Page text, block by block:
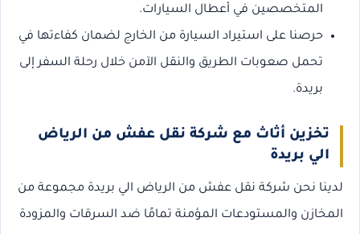
المتخصصين في أعطال السيارات.
حرصنا على استيراد السيارة من الخارج لضمان كفاءتها في
تحمل صعوبات الطريق والنقل الآمن خلال رحلة السفر إلى
بريدة.
تخزين أثاث مع شركة نقل عفش من الرياض
الي بريدة
لدينا نحن شركة نقل عفش من الرياض الي بريدة مجموعة من
المخازن والمستودعات المؤمنة تمامًا ضد السرقات والمزودة